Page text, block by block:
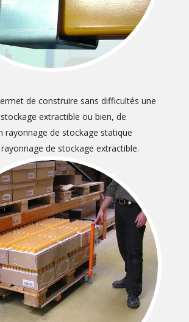
de construire sans difficultés une
extractible ou bien, de
rayonnage de stockage statique
de stockage extractible.